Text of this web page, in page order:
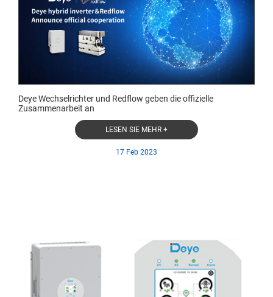
Deye Wechselrichter und Redflow geben die offizielle
Zusammenarbeit an
LESEN SIE MEHR +
17 Feb 2023